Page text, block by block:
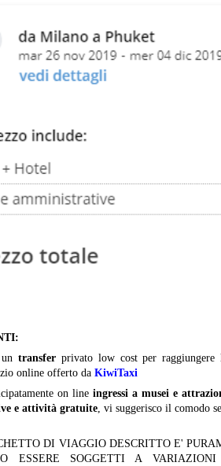
untransfer privato low cost per
online offerto da KiwiTaxi
on line ingressi a musei e
e attività gratuite, vi suggerisco il comodo
DI VIAGGIO DESCRITTO E'
ESSERE SOGGETTI A